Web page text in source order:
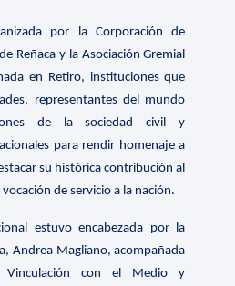
por la Corporación de
Reñaca y la Asociación Gremial
en Retiro, instituciones que
representantes del mundo
de la sociedad civil y
para rendir homenaje a
su histórica contribución al
de servicio a la nación.
estuvo encabezada por la
Andrea Magliano, acompañada
con el Medio y